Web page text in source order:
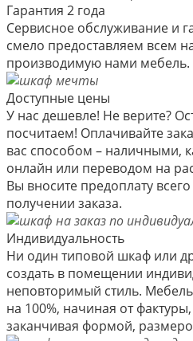
Гарантия 2 года
Сервисное обслуживание и
смело предоставляем всем
производимую нами мебель.
Доступные цены
У нас дешевле! Не верите?
посчитаем! Оплачивайте
вас способом – наличными,
онлайн или переводом на
Вы вносите предоплату
получении заказа.
Индивидуальность
Ни один типовой шкаф или
создать в помещении
неповторимый стиль.
на 100%, начиная от
заканчивая формой,